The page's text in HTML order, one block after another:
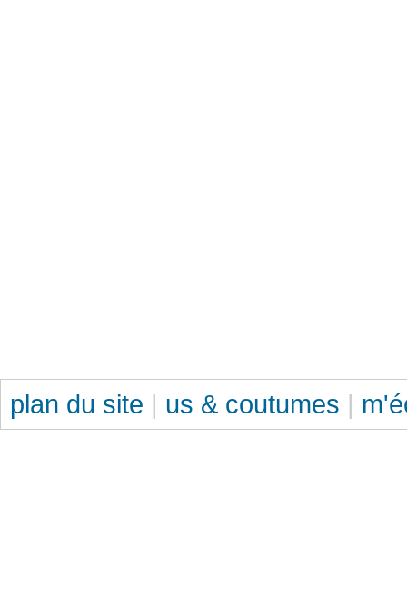
plan du site | us & coutumes |